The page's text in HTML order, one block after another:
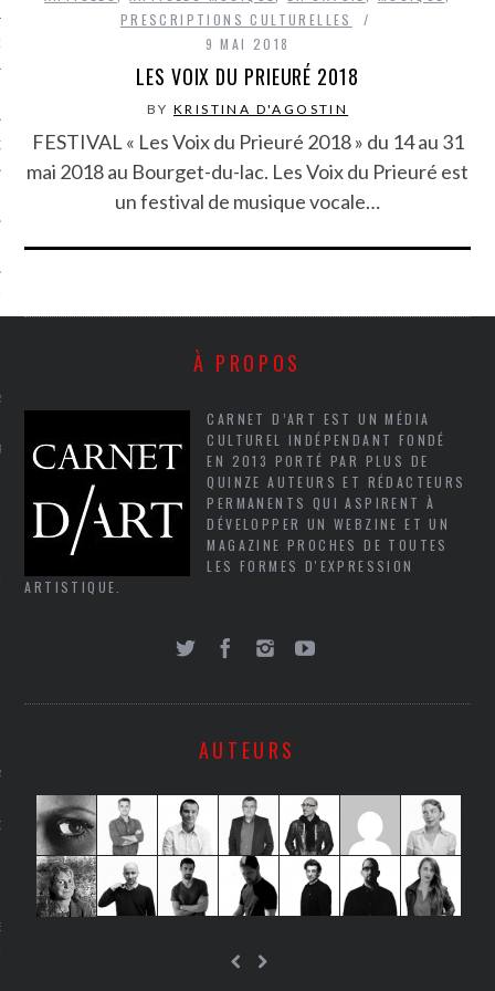
EN VOD
CARAVELLE
PODCAST
PRESCRIPTIONS CULTURELLES
9 MAI 2018
LES VOIX DU PRIEURÉ 2018
BY KRISTINA D'AGOSTIN
FESTIVAL « Les Voix du Prieuré 2018 » du 14 au 31
mai 2018 au Bourget-du-lac. Les Voix du Prieuré est
un festival de musique vocale…
À PROPOS
CARNET D’ART EST UN MÉDIA
CULTUREL INDÉPENDANT FONDÉ
EN 2013 PORTÉ PAR PLUS DE
QUINZE AUTEURS ET RÉDACTEURS
PERMANENTS QUI ASPIRENT À
DÉVELOPPER UN WEBZINE ET UN
MAGAZINE PROCHES DE TOUTES
LES FORMES D'EXPRESSION
ARTISTIQUE.
AUTEURS